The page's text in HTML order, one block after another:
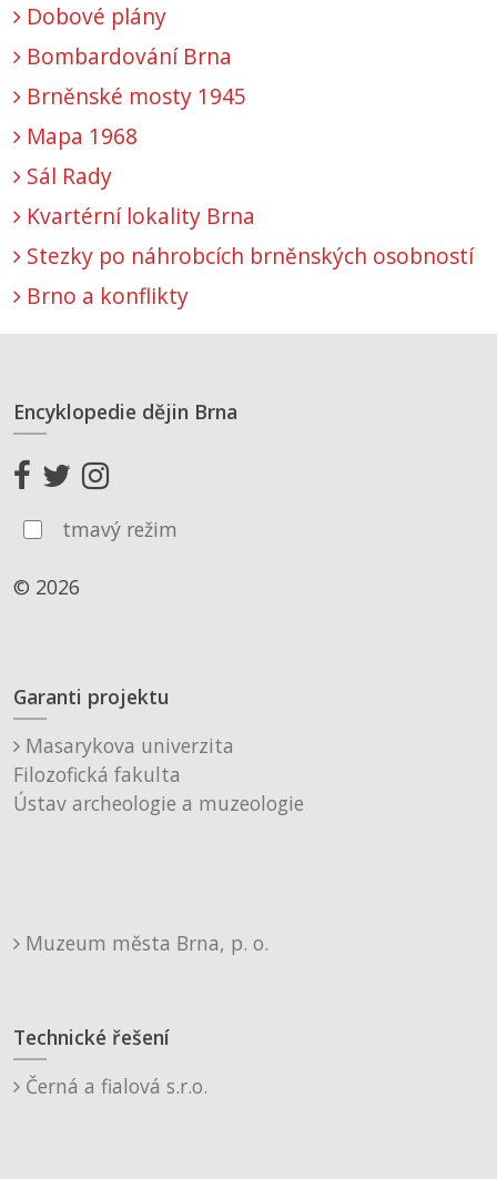
Dobové plány
Bombardování Brna
Brněnské mosty 1945
Mapa 1968
Sál Rady
Kvartérní lokality Brna
Stezky po náhrobcích brněnských osobností
Brno a konflikty
Encyklopedie dějin Brna
tmavý režim
© 2026
Garanti projektu
Masarykova univerzita
Filozofická fakulta
Ústav archeologie a muzeologie
Muzeum města Brna, p. o.
Technické řešení
Černá a fialová s.r.o.